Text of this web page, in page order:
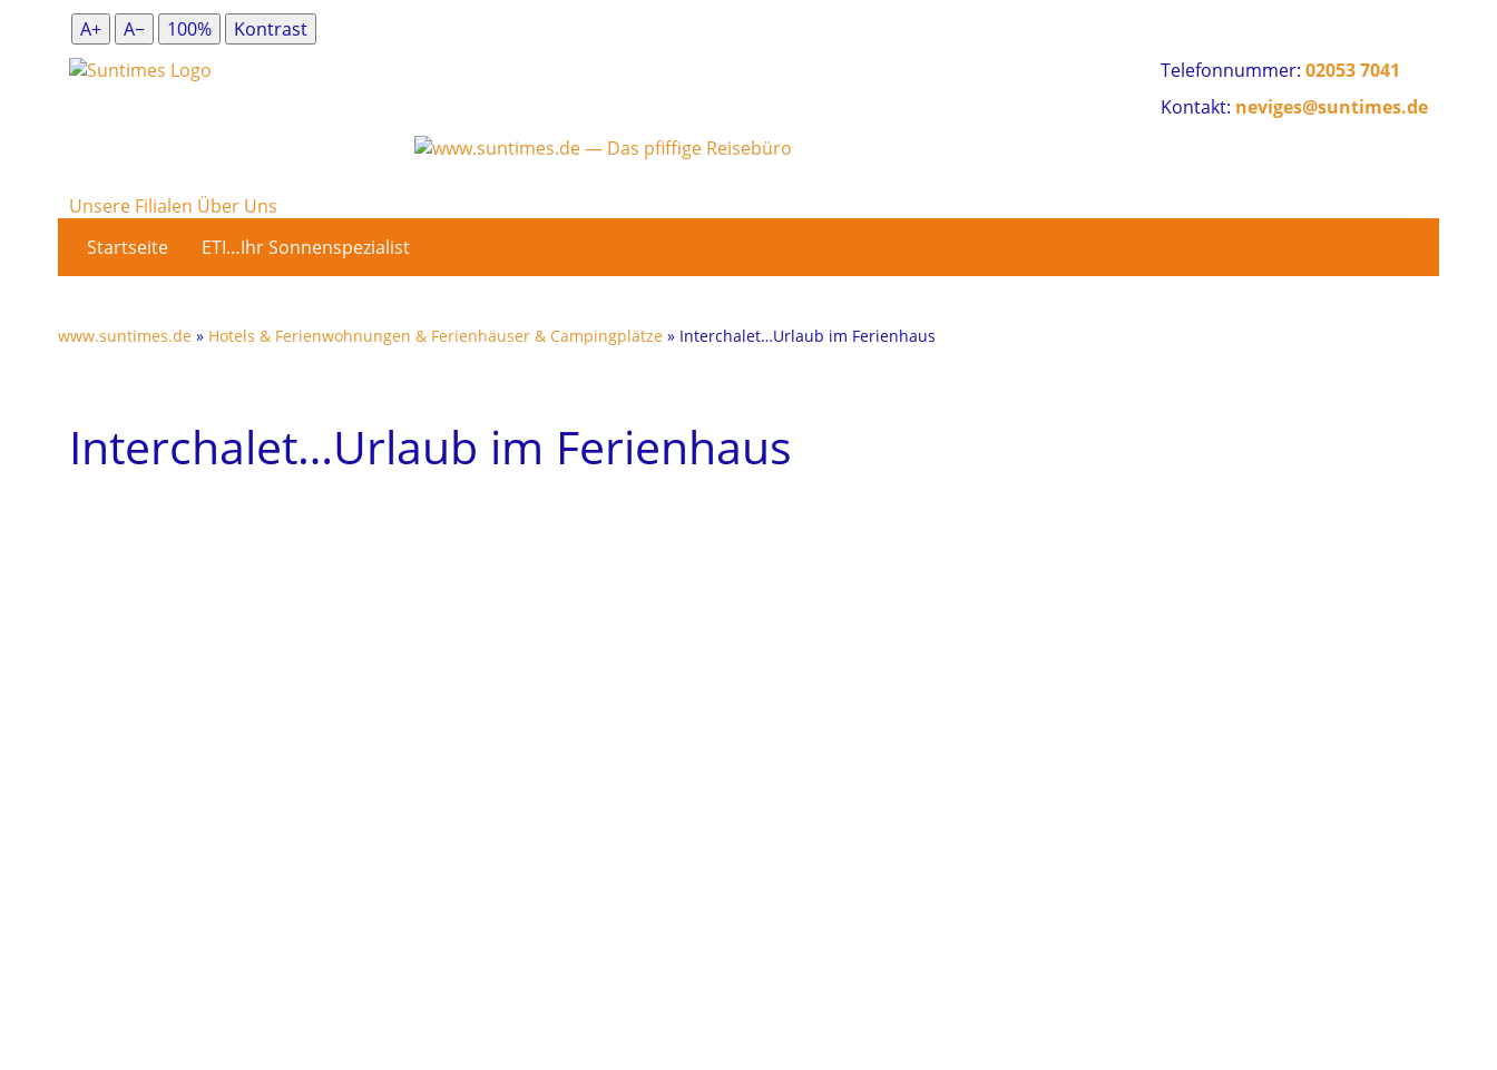
A+ A− 100%
Kontrast
Telefonnummer: 02053 7041
Kontakt: neviges@suntimes.de
Unsere Filialen Über Uns
Startseite
ETI…Ihr Sonnenspezialist
www.suntimes.de » Hotels & Ferienwohnungen & Ferienhäuser & Campingplätze » Interchalet…Urlaub im Ferienhaus
Interchalet…Urlaub im Ferienhaus